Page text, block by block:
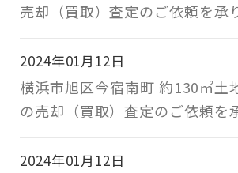
売却（買取）査定のご依頼を承
2024年01月12日
横浜市旭区今宿南町 約130㎡土
の売却（買取）査定のご依頼を
2024年01月12日